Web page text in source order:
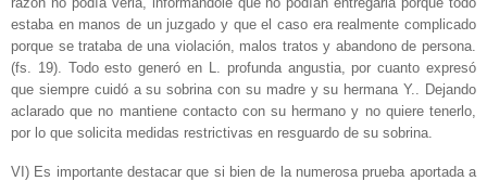
estaba en manos de un juzgado y que el caso era realmente complicado
porque se trataba de una violación, malos tratos y abandono de persona.
(fs. 19). Todo esto generó en L. profunda angustia, por cuanto expresó
que siempre cuidó a su sobrina con su madre y su hermana Y.. Dejando
aclarado que no mantiene contacto con su hermano y no quiere tenerlo,
por lo que solicita medidas restrictivas en resguardo de su sobrina.
VI) Es importante destacar que si bien de la numerosa prueba aportada a